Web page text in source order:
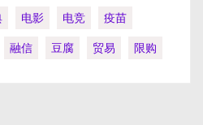
电影 电竞
疫苗
融信 豆腐 贸易 限购